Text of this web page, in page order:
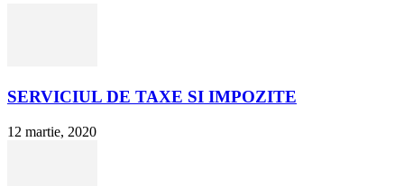
SERVICIUL DE TAXE SI IMPOZITE
12 martie, 2020